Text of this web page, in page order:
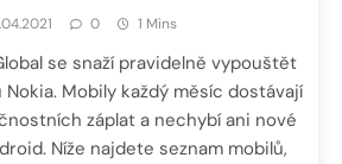
0 1 Mins
se snaží pravidelně vypouštět
Mobily každý měsíc dostávají
záplat a nechybí ani nové
Níže najdete seznam mobilů,